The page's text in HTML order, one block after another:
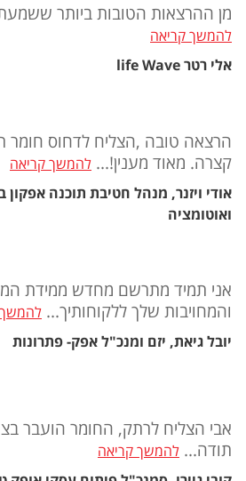
מן ההרצאות הטובות ביותר
להמשך קריאה
אלי רטר life Wave
הרצאה טובה ,הצליח לדחוס חומר
קצרה. מאוד מענין!... להמשך קריאה
אודי ויזנר, מנהל חטיבת תוכנה אפקון
ואוטומציה
אני תמיד מתרשם מחדש ממידת
והמחויבות שלך ללקוחותיך...
יובל גיאת, יזם ומנכ"ל אפק- פתרונות
אבי הצליח לרתק, החומר הועבר
תודה... להמשך קריאה